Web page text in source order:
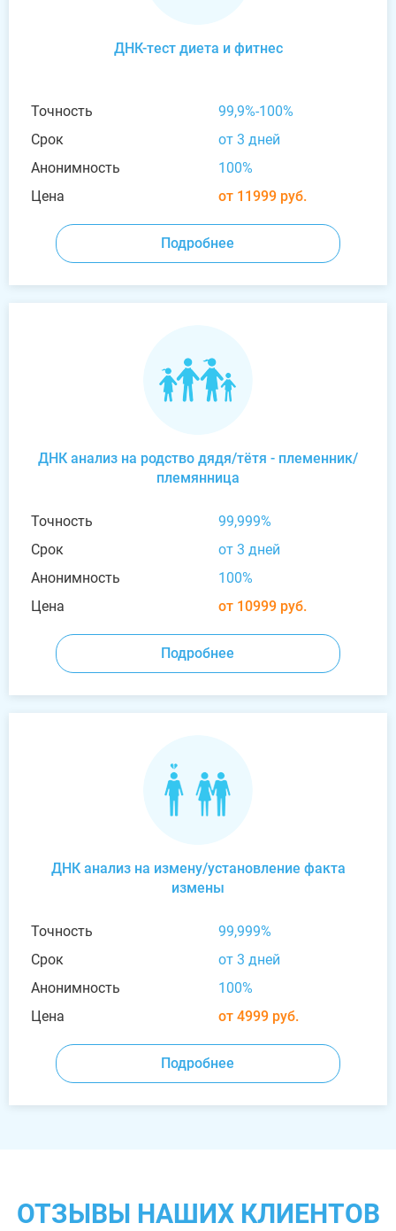
ДНК-тест диета и фитнес
Точность
99,9%-100%
Срок
от 3 дней
Анонимность
100%
Цена
от 11999 руб.
Подробнее
ДНК анализ на родство дядя/тётя - племенник/
племянница
Точность
99,999%
Срок
от 3 дней
Анонимность
100%
Цена
от 10999 руб.
Подробнее
ДНК анализ на измену/установление факта
измены
Точность
99,999%
Срок
от 3 дней
Анонимность
100%
Цена
от 4999 руб.
Подробнее
ОТЗЫВЫ НАШИХ КЛИЕНТОВ